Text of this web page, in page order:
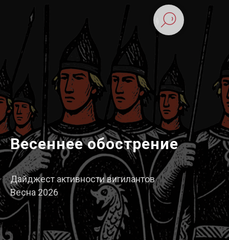
Весеннее обострение
Дайджест активности вигилантов
Весна 2026